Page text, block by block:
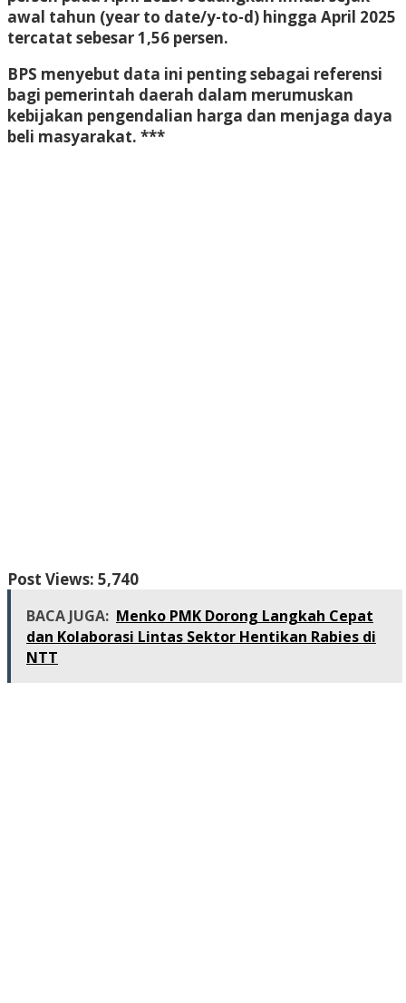
awal tahun (year to date/y-to-d) hingga April 2025
tercatat sebesar 1,56 persen.
BPS menyebut data ini penting sebagai referensi
bagi pemerintah daerah dalam merumuskan
kebijakan pengendalian harga dan menjaga daya
beli masyarakat. ***
Post Views: 5,740
BACA JUGA: Menko PMK Dorong Langkah Cepat
dan Kolaborasi Lintas Sektor Hentikan Rabies di
NTT